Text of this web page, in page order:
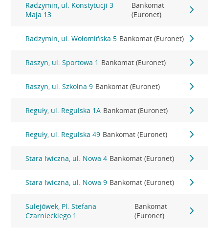
Radzymin, ul. Konstytucji 3
Maja 13
Bankomat
(Euronet)
Radzymin, ul. Wołomińska 5 Bankomat (Euronet)
Raszyn, ul. Sportowa 1 Bankomat (Euronet)
Raszyn, ul. Szkolna 9 Bankomat (Euronet)
Reguły, ul. Regulska 1A Bankomat (Euronet)
Reguły, ul. Regulska 49 Bankomat (Euronet)
Stara Iwiczna, ul. Nowa 4 Bankomat (Euronet)
Stara Iwiczna, ul. Nowa 9 Bankomat (Euronet)
Sulejówek, Pl. Stefana
Czarnieckiego 1
Bankomat
(Euronet)